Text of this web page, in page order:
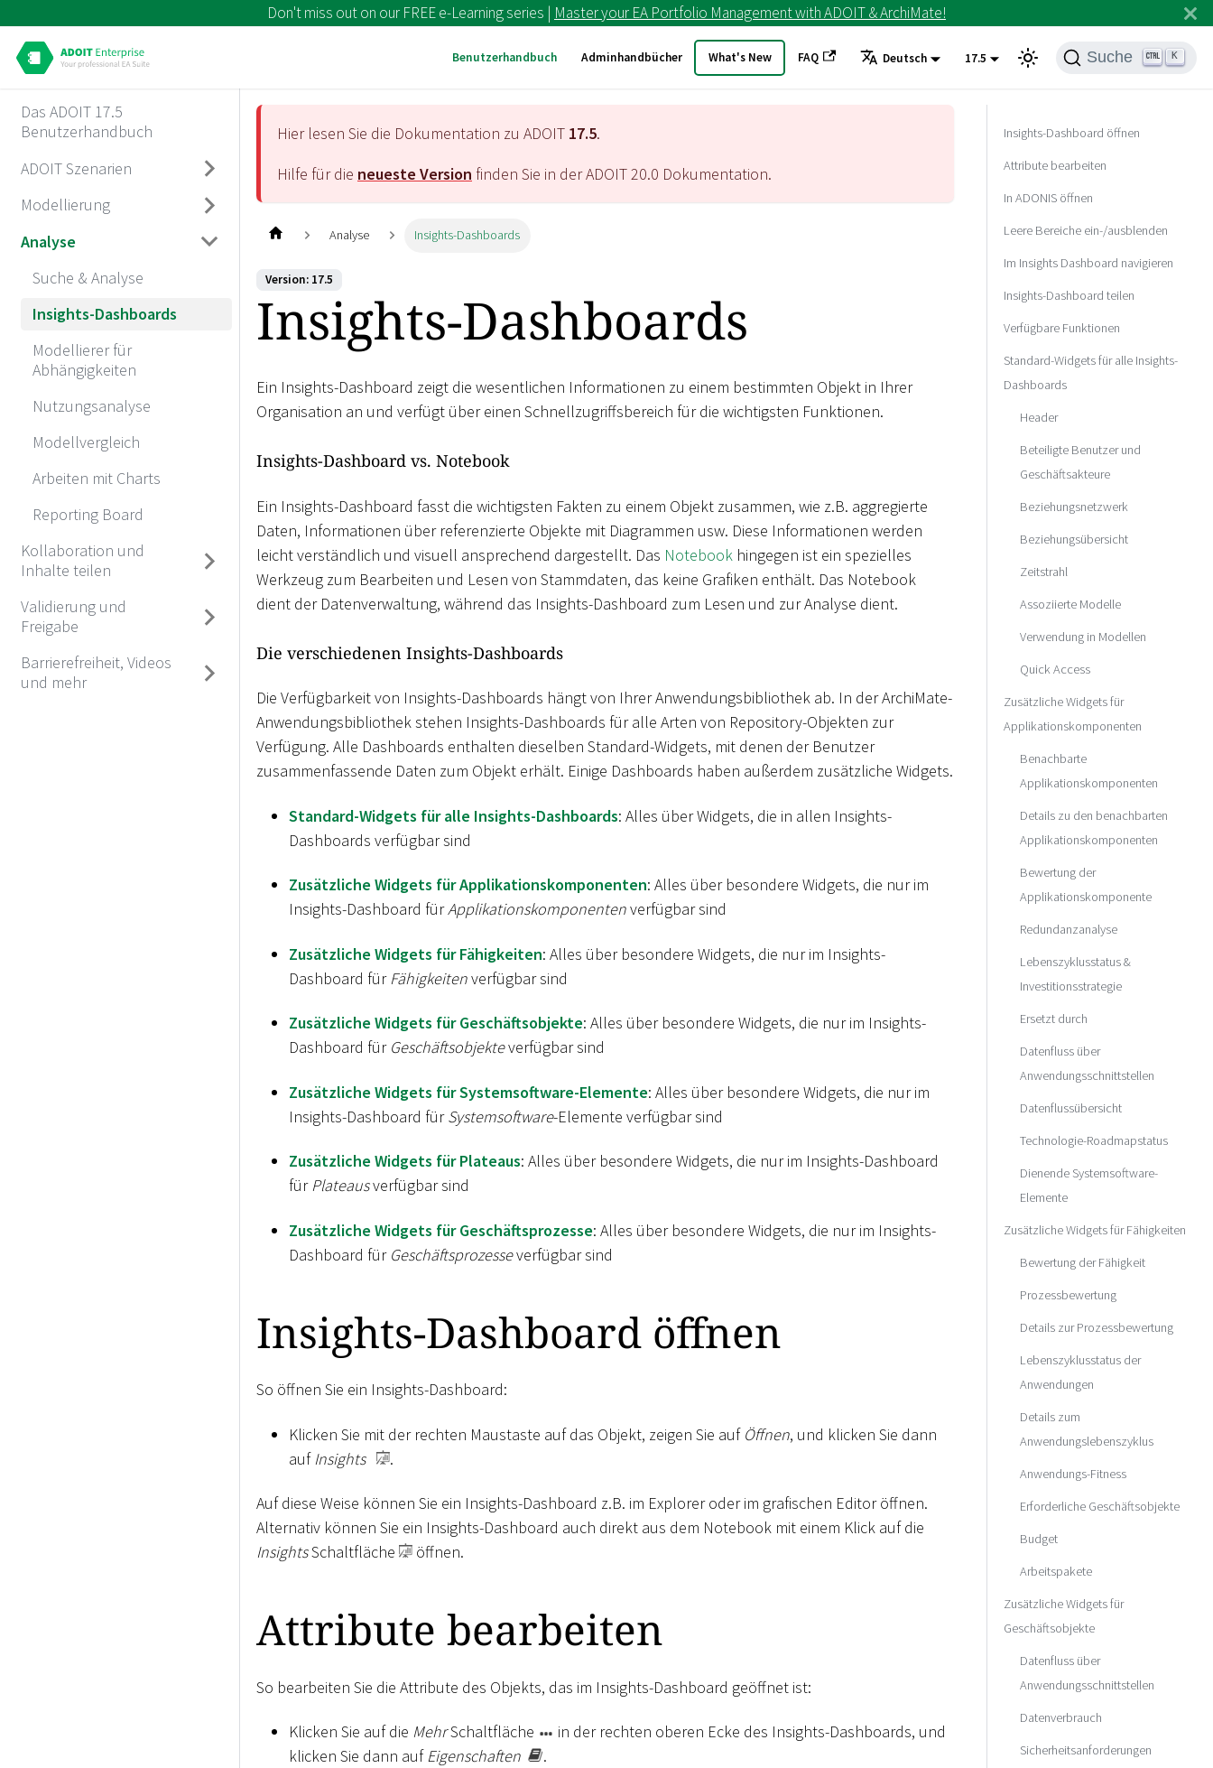
Don't miss out on our FREE e-Learning series | Master your EA Portfolio Management with ADOIT & ArchiMate!
Benutzerhandbuch Adminhandbücher What's New FAQ Deutsch 17.5 Suche K
Das ADOIT 17.5
Benutzerhandbuch
ADOIT Szenarien
Modellierung
Analyse
Suche & Analyse
Insights-Dashboards
Modellierer für
Abhängigkeiten
Nutzungsanalyse
Modellvergleich
Arbeiten mit Charts
Reporting Board
Kollaboration und
Inhalte teilen
Validierung und
Freigabe
Barrierefreiheit, Videos
und mehr
Hier lesen Sie die Dokumentation zu ADOIT 17.5.
Hilfe für die neueste Version finden Sie in der ADOIT20.0 Dokumentation.
Analyse Insights-Dashboards
Version: 17.5
Insights-Dashboards
Ein Insights-Dashboard zeigt die wesentlichen Informationen zu einem bestimmten Objekt in Ihrer
Organisation an und verfügt über einen Schnellzugriffsbereich für die wichtigsten Funktionen.
Insights-Dashboard vs. Notebook
Ein Insights-Dashboard fasst die wichtigsten Fakten zu einem Objekt zusammen, wie z.B. aggregierte
Daten, Informationen über referenzierte Objekte mit Diagrammen usw. Diese Informationen werden
leicht verständlich und visuell ansprechend dargestellt. Das Notebook hingegen ist ein spezielles
Werkzeug zum Bearbeiten und Lesen von Stammdaten, das keine Grafiken enthält. Das Notebook
dient der Datenverwaltung, während das Insights-Dashboard zum Lesen und zur Analyse dient.
Die verschiedenen Insights-Dashboards
Die Verfügbarkeit von Insights-Dashboards hängt von Ihrer Anwendungsbibliothek ab. In der ArchiMate-
Anwendungsbibliothek stehen Insights-Dashboards für alle Arten von Repository-Objekten zur
Verfügung. Alle Dashboards enthalten dieselben Standard-Widgets, mit denen der Benutzer
zusammenfassende Daten zum Objekt erhält. Einige Dashboards haben außerdem zusätzliche Widgets.
Standard-Widgets für alle Insights-Dashboards: Alles über Widgets, die in allen Insights-
Dashboards verfügbar sind
Zusätzliche Widgets für Applikationskomponenten: Alles über besondere Widgets, die nur im
Insights-Dashboard fürApplikationskomponentenverfügbar sind
Zusätzliche Widgets für Fähigkeiten: Alles über besondere Widgets, die nur im Insights-
Dashboard fürFähigkeitenverfügbar sind
Zusätzliche Widgets für Geschäftsobjekte: Alles über besondere Widgets, die nur im Insights-
Dashboard für Geschäftsobjekteverfügbar sind
Zusätzliche Widgets für Systemsoftware-Elemente: Alles über besondere Widgets, die nur im
Insights-Dashboard fürSystemsoftware-Elemente verfügbar sind
Zusätzliche Widgets für Plateaus: Alles über besondere Widgets, die nur im Insights-Dashboard
fürPlateausverfügbar sind
Zusätzliche Widgets für Geschäftsprozesse: Alles über besondere Widgets, die nur im Insights-
Dashboard für Geschäftsprozesseverfügbar sind
Insights-Dashboard öffnen
So öffnen Sie ein Insights-Dashboard:
Klicken Sie mit der rechten Maustaste auf das Objekt, zeigen Sie auf Öffnen, und klicken Sie dann
aufInsights .
Auf diese Weise können Sie ein Insights-Dashboard z.B. im Explorer oder im grafischen Editor öffnen.
Alternativ können Sie ein Insights-Dashboard auch direkt aus dem Notebook mit einem Klick auf die
InsightsSchaltfläche öffnen.
Attribute bearbeiten
So bearbeiten Sie die Attribute des Objekts, das im Insights-Dashboard geöffnet ist:
Klicken Sie auf die MehrSchaltfläche
in der rechten oberen Ecke des Insights-Dashboards, und
klicken Sie dann aufEigenschaften .
Insights-Dashboard öffnen
Attribute bearbeiten
In ADONIS öffnen
Leere Bereiche ein-/ausblenden
Im Insights Dashboard navigieren
Insights-Dashboard teilen
Verfügbare Funktionen
Standard-Widgets für alle Insights-
Dashboards
Header
Beteiligte Benutzer und
Geschäftsakteure
Beziehungsnetzwerk
Beziehungsübersicht
Zeitstrahl
Assoziierte Modelle
Verwendung in Modellen
Quick Access
Zusätzliche Widgets für
Applikationskomponenten
Benachbarte
Applikationskomponenten
Details zu den benachbarten
Applikationskomponenten
Bewertung der
Applikationskomponente
Redundanzanalyse
Lebenszyklusstatus &
Investitionsstrategie
Ersetzt durch
Datenfluss über
Anwendungsschnittstellen
Datenflussübersicht
Technologie-Roadmapstatus
Dienende Systemsoftware-
Elemente
Zusätzliche Widgets für Fähigkeiten
Bewertung der Fähigkeit
Prozessbewertung
Details zur Prozessbewertung
Lebenszyklusstatus der
Anwendungen
Details zum
Anwendungslebenszyklus
Anwendungs-Fitness
Erforderliche Geschäftsobjekte
Budget
Arbeitspakete
Zusätzliche Widgets für
Geschäftsobjekte
Datenfluss über
Anwendungsschnittstellen
Datenverbrauch
Sicherheitsanforderungen